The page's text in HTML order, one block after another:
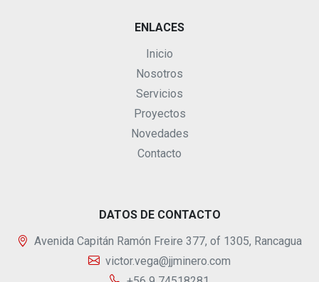
ENLACES
Inicio
Nosotros
Servicios
Proyectos
Novedades
Contacto
DATOS DE CONTACTO
Avenida Capitán Ramón Freire 377, of 1305, Rancagua
victor.vega@jjminero.com